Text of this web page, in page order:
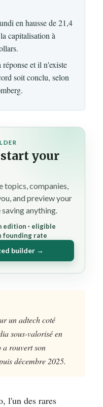
en hausse de 21,4
capitalisation à
et il n'existe
soit conclu, selon
your
topics, companies,
and preview your
anything.
edition · eligible
founding rate
builder →
un adtech coté
sous-valorisé en
a rouvert son
décembre 2025.
l'un des rares